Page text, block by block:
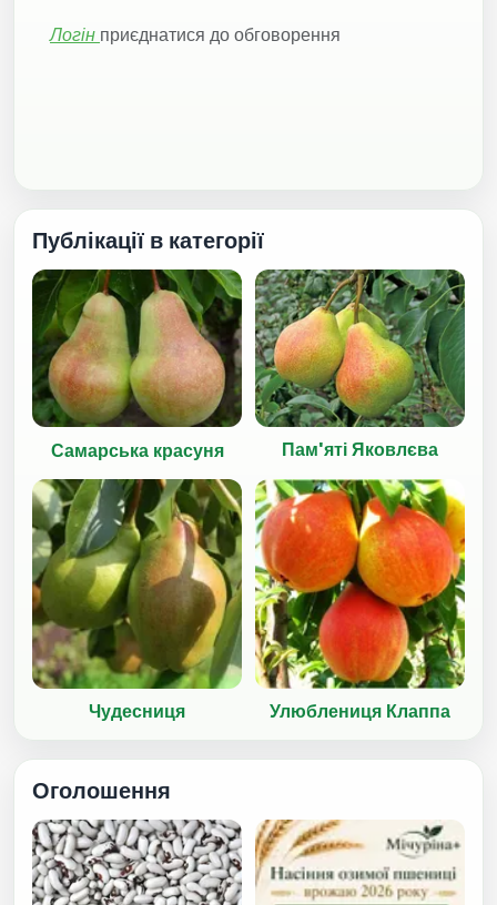
Логін приєднатися до обговорення
Публікації в категорії
Самарська красуня Пам'яті Яковлєва
Чудесниця Улюблениця Клаппа
Оголошення